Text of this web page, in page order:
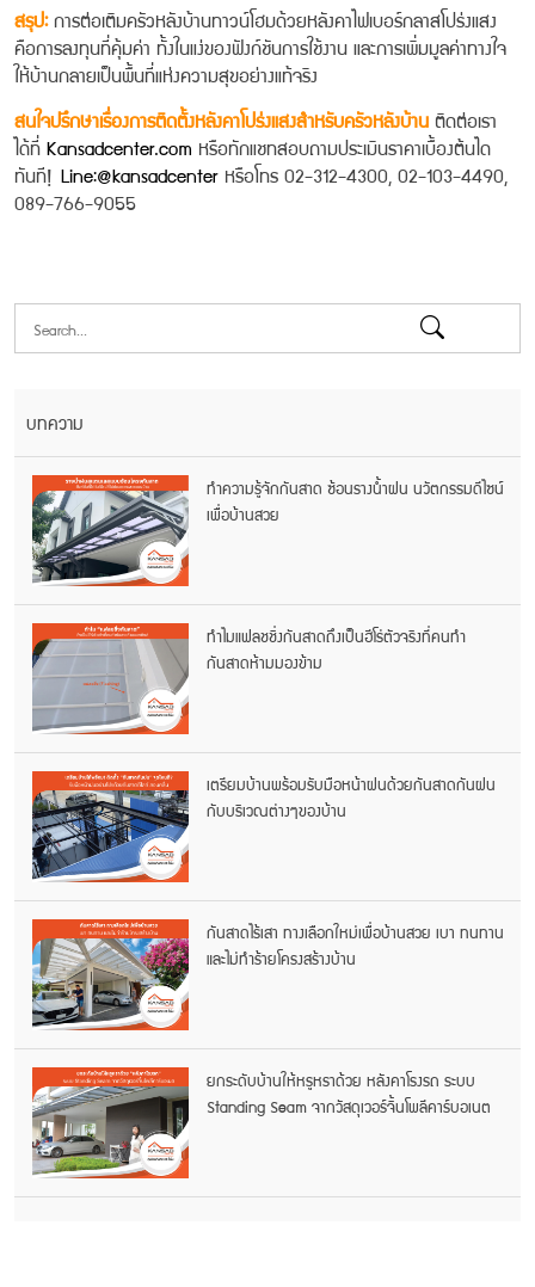
สรุป:การต่อเติมครัวหลังบ้านทาวน์โฮมด้วยหลังคาไฟเบอร์กลาสโปร่งแสง
คือการลงทุนที่คุ้มค่า ทั้งในแง่ของฟังก์ชันการใช้งาน และการเพิ่มมูลค่าทางใจ
ให้บ้านกลายเป็นพื้นที่แห่งความสุขอย่างแท้จริง
สนใจปรึกษาเรื่องการติดตั้งหลังคาโปร่งแสงสำหรับครัวหลังบ้านติดต่อเรา
ได้ที่Kansadcenter.com หรือทักแชทสอบถามประเมินราคาเบื้องต้นได
ทันที! Line:@kansadcenter หรือโทร 02-312-4300, 02-103-4490,
089-766-9055
บทความ
ทำความรู้จักกันสาด ซ้อนรางน้ำฝน นวัตกรรมดีไซน์
เพื่อบ้านสวย
ทำไมแฟลชชิ่งกันสาดถึงเป็นฮีโร่ตัวจริงที่คนทำ
กันสาดห้ามมองข้าม
เตรียมบ้านพร้อมรับมือหน้าฝนด้วยกันสาดกันฝน
กับบริเวณต่างๆของบ้าน
กันสาดไร้เสา ทางเลือกใหม่เพื่อบ้านสวย เบา ทนทาน
และไม่ทำร้ายโครงสร้างบ้าน
ยกระดับบ้านให้หรูหราด้วย หลังคาโรงรถ ระบบ
Standing Seam จากวัสดุเวอร์จิ้นโพลีคาร์บอเนต